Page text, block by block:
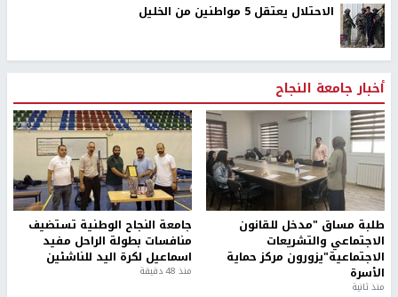
الاحتلال يعتقل 5 مواطنين من الخليل
أخبار جامعة النجاح
طلبة مساق "مدخل للقانون
الاجتماعي والتشريعات
الاجتماعية"يزورون مركز حماية
الأسرة
منذ ثانية
جامعة النجاح الوطنية تستضيف
منافسات بطولة الراحل مفيد
اسماعيل لكرة اليد للناشئين
منذ 48 دقيقة